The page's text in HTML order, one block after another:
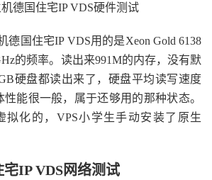
德国住宅IP VDS硬件测试
德国住宅IP VDS用的是Xeon Gold 6138
的频率。读出来991M的内存，没有默
硬盘都读出来了，硬盘平均读写速度
性能很一般，属于还够用的那种状态。
拟化的，VPS小学生手动安装了原生
IP VDS网络测试